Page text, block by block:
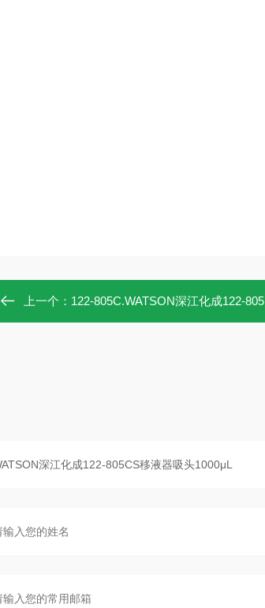
上一个： 122-805C.WATSON深江化成122-805C移液器吸头1000μL